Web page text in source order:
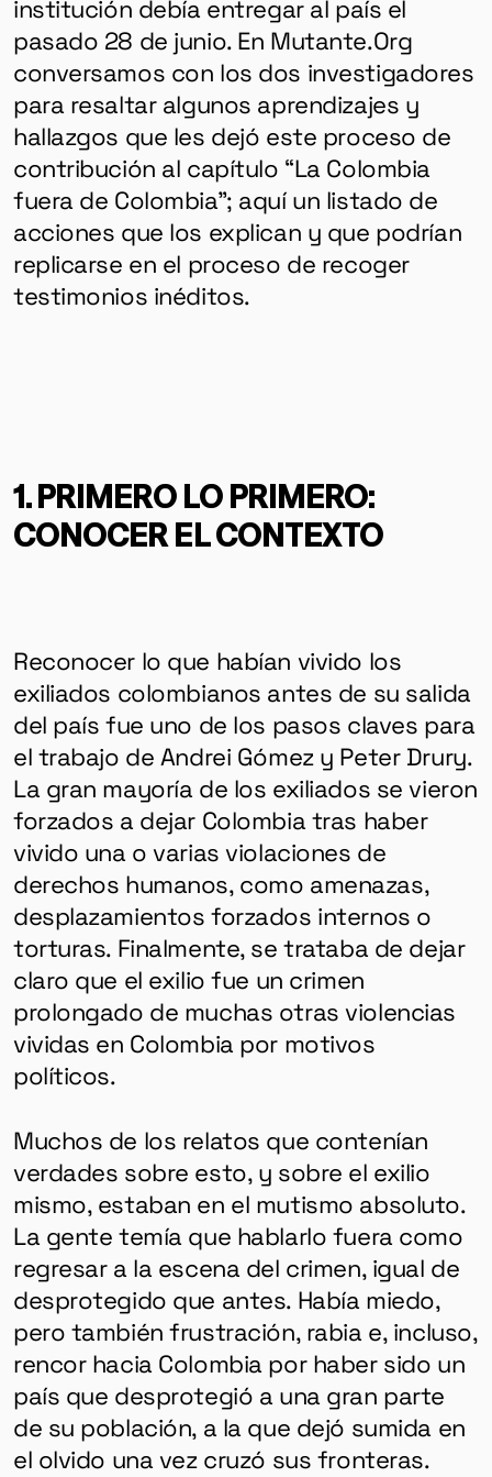
institución debía entregar al país el
pasado 28 de junio. En Mutante.Org
conversamos con los dos investigadores
para resaltar algunos aprendizajes y
hallazgos que les dejó este proceso de
contribución al capítulo “La Colombia
fuera de Colombia”; aquí un listado de
acciones que los explican y que podrían
replicarse en el proceso de recoger
testimonios inéditos.
1. PRIMERO LO PRIMERO:
CONOCER EL CONTEXTO
Reconocer lo que habían vivido los
exiliados colombianos antes de su salida
del país fue uno de los pasos claves para
el trabajo de Andrei Gómez y Peter Drury.
La gran mayoría de los exiliados se vieron
forzados a dejar Colombia tras haber
vivido una o varias violaciones de
derechos humanos, como amenazas,
desplazamientos forzados internos o
torturas. Finalmente, se trataba de dejar
claro que el exilio fue un crimen
prolongado de muchas otras violencias
vividas en Colombia por motivos
políticos.
Muchos de los relatos que contenían
verdades sobre esto, y sobre el exilio
mismo, estaban en el mutismo absoluto.
La gente temía que hablarlo fuera como
regresar a la escena del crimen, igual de
desprotegido que antes. Había miedo,
pero también frustración, rabia e, incluso,
rencor hacia Colombia por haber sido un
país que desprotegió a una gran parte
de su población, a la que dejó sumida en
el olvido una vez cruzó sus fronteras.